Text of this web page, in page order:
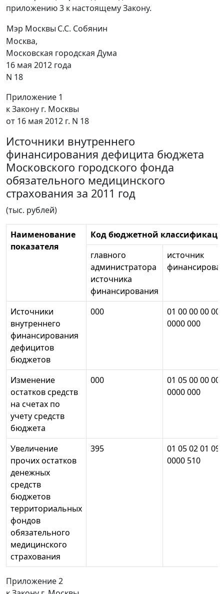
приложению 3 к настоящему Закону.
Мэр Москвы С.С. Собянин
Москва,
Московская городская Дума
16 мая 2012 года
N 18
Приложение 1
к Закону г. Москвы
от 16 мая 2012 г. N 18
Источники внутреннего
финансирования дефицита бюджета
Московского городского фонда
обязательного медицинского
страхования за 2011 год
(тыс. рублей)
Наименование
показателя
Код бюджетной
главного
администратора
источника
финансирования
источник
Источники
внутреннего
финансирования
дефицитов
бюджетов
000
01 00 00 00 00
0000 000
Изменение
остатков средств
на счетах по
учету средств
бюджета
000
01 05 00 00 00
0000 000
Увеличение
прочих остатков
денежных
средств
бюджетов
территориальных
фондов
обязательного
медицинского
страхования
395
01 05 02 01 09
0000 510
Приложение 2